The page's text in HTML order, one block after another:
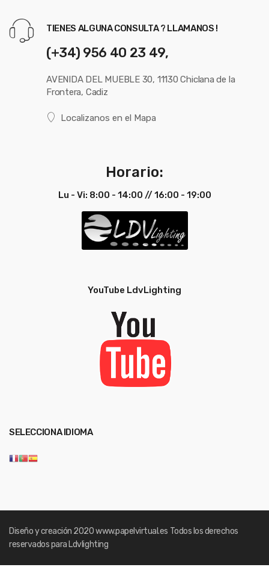
TIENES ALGUNA CONSULTA ? LLAMANOS !
(+34) 956 40 23 49,
AVENIDA DEL MUEBLE 30, 11130 Chiclana de la
Frontera, Cadiz
Localizanos en el Mapa
Horario:
Lu - Vi: 8:00 - 14:00 // 16:00 - 19:00
YouTube LdvLighting
SELECCIONA IDIOMA
Diseño y creación 2020www.papelvirtual.es Todos los derechos
reservados para Ldvlighting